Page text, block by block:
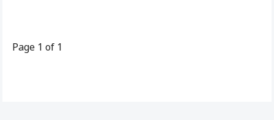
Page 1 of 1